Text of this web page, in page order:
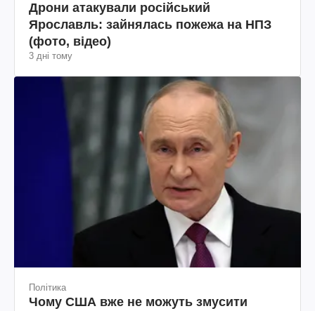
Дрони атакували російський
Ярославль: зайнялась пожежа на НПЗ
(фото, відео)
3 дні тому
Політика
Чому США вже не можуть змусити